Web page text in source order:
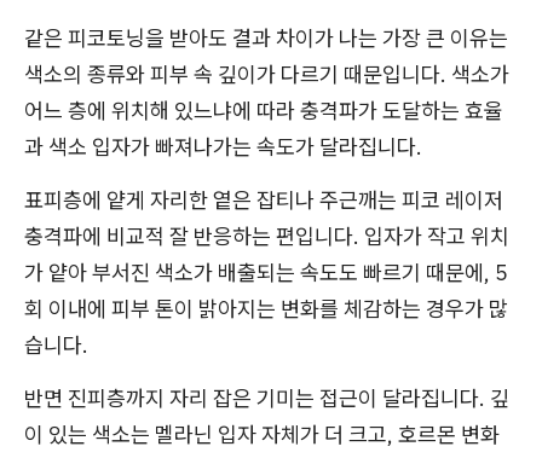
같은 피코토닝을 받아도 결과 차이가 나는 가장 큰 이유는
색소의 종류와 피부 속 깊이가 다르기 때문입니다. 색소가
어느 층에 위치해 있느냐에 따라 충격파가 도달하는 효율
과 색소 입자가 빠져나가는 속도가 달라집니다.
표피층에 얕게 자리한 옅은 잡티나 주근깨는 피코 레이저
충격파에 비교적 잘 반응하는 편입니다. 입자가 작고 위치
가 얕아 부서진 색소가 배출되는 속도도 빠르기 때문에, 5
회 이내에 피부 톤이 밝아지는 변화를 체감하는 경우가 많
습니다.
반면 진피층까지 자리 잡은 기미는 접근이 달라집니다. 깊
이 있는 색소는 멜라닌 입자 자체가 더 크고, 호르몬 변화